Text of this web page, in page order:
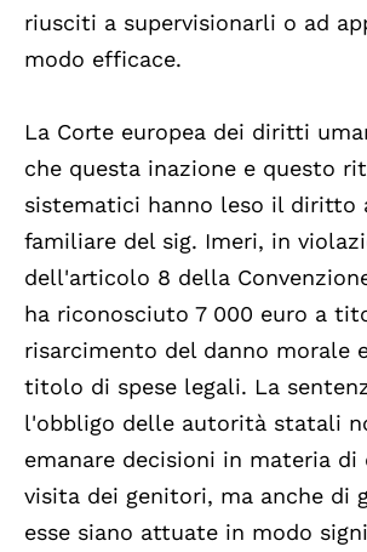
riusciti a supervisionarli o ad
modo efficace.
La Corte europea dei diritti
che questa inazione e questo
sistematici hanno leso il diritto
familiare del sig. Imeri, in
dell'articolo 8 della
ha riconosciuto 7 000 euro a
risarcimento del danno morale
titolo di spese legali. La
l'obbligo delle autorità statali
emanare decisioni in materia
visita dei genitori, ma anche di
esse siano attuate in modo